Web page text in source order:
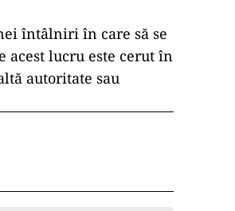
întâlniri în care să se
acest lucru este cerut în
autoritate sau